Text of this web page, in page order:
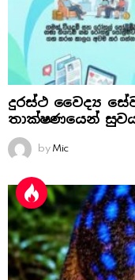
දුරස්ථ වෛද්‍ය
තාක්ෂණයෙන්
by Mic